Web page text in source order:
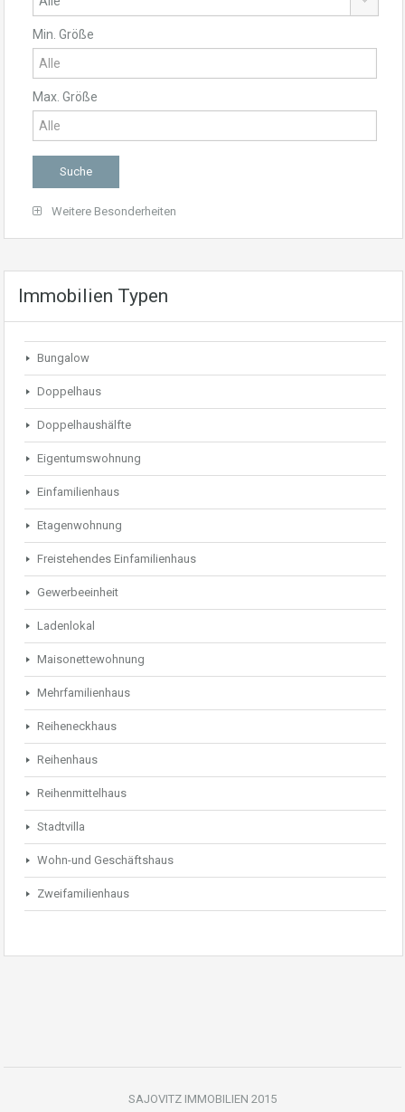
Min. Größe
Max. Größe
Weitere Besonderheiten
Immobilien Typen
Bungalow
Doppelhaus
Doppelhaushälfte
Eigentumswohnung
Einfamilienhaus
Etagenwohnung
Freistehendes Einfamilienhaus
Gewerbeeinheit
Ladenlokal
Maisonettewohnung
Mehrfamilienhaus
Reiheneckhaus
Reihenhaus
Reihenmittelhaus
Stadtvilla
Wohn-und Geschäftshaus
Zweifamilienhaus
SAJOVITZ IMMOBILIEN 2015